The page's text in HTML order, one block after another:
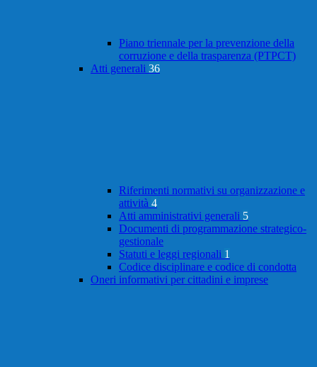
Piano triennale per la prevenzione della
corruzione e della trasparenza (PTPCT)
Atti generali 36
Riferimenti normativi su organizzazione e
attività 4
Atti amministrativi generali 5
Documenti di programmazione strategico-
gestionale
Statuti e leggi regionali 1
Codice disciplinare e codice di condotta
Oneri informativi per cittadini e imprese